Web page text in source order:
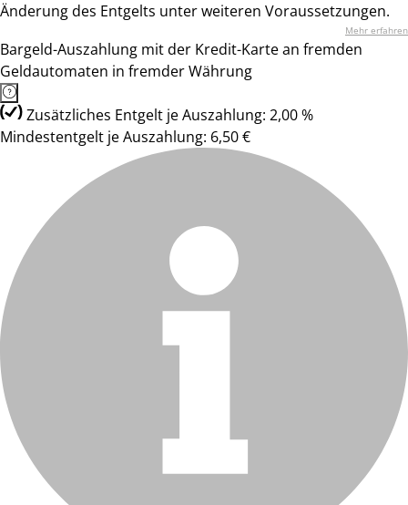
Änderung des Entgelts unter weiteren Voraussetzungen.
Mehr erfahren
Bargeld-Auszahlung mit der Kredit-Karte an fremden
Geldautomaten in fremder Währung
Zusätzliches Entgelt je Auszahlung: 2,00 %
Mindestentgelt je Auszahlung: 6,50 €